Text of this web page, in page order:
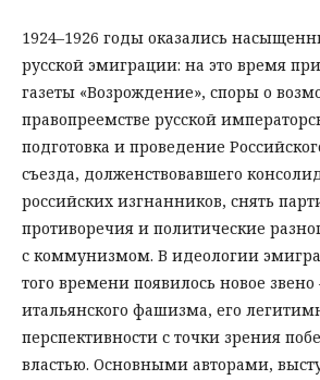
1924–1926 годы оказались
русской эмиграции: на это время
газеты «Возрождение», споры о
правопреемстве русской
подготовка и проведение
съезда, долженствовавшего
российских изгнанников, снять
противоречия и политические
с коммунизмом. В идеологии
того времени появилось новое
итальянского фашизма, его
перспективности с точки зрения
властью. Основными авторами,